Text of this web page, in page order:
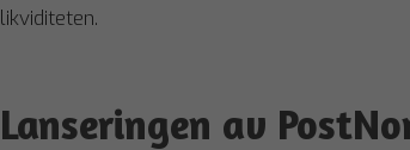
likviditeten.
Lanseringen av